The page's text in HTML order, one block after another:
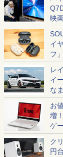
映
イ
フ
レ
イ
な
お
増
ゲ
ク
円